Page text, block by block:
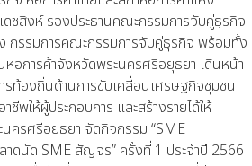
ดชสิงห์ รองประธานคณะกรรมการจับคู่ธุรกิจ
กรรมการคณะกรรมการจับคู่ธุรกิจ พร้อมทั้ง
อการค้าจังหวัดพระนครศรีอยุธยา เดินหน้า
ท้องถิ่นด้านการขับเคลื่อนเศรษฐกิจชุมชน
ชีพให้ผู้ประกอบการ และสร้างรายได้ให้
ครศรีอยุธยา จัดกิจกรรม “SME
าดนัด SME สัญจร” ครั้งที่ 1 ประจำปี 2566